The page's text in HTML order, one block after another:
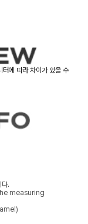
터에 따라 차이가 있을 수
.
measuring